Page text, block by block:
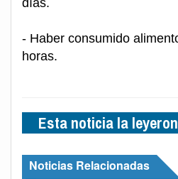
días.
- Haber consumido
horas.
Esta noticia la
Noticias Relacionadas